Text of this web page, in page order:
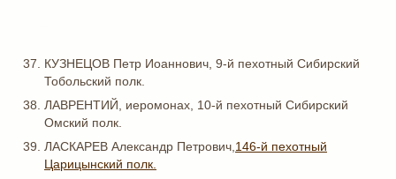
КУЗНЕЦОВ Петр Иоаннович, 9-й пехотный Сибирский
Тобольский полк.
ЛАВРЕНТИЙ, иеромонах, 10-й пехотный Сибирский
Омский полк.
ЛАСКАРЕВ Александр Петрович, 146-й пехотный
Царицынский полк.